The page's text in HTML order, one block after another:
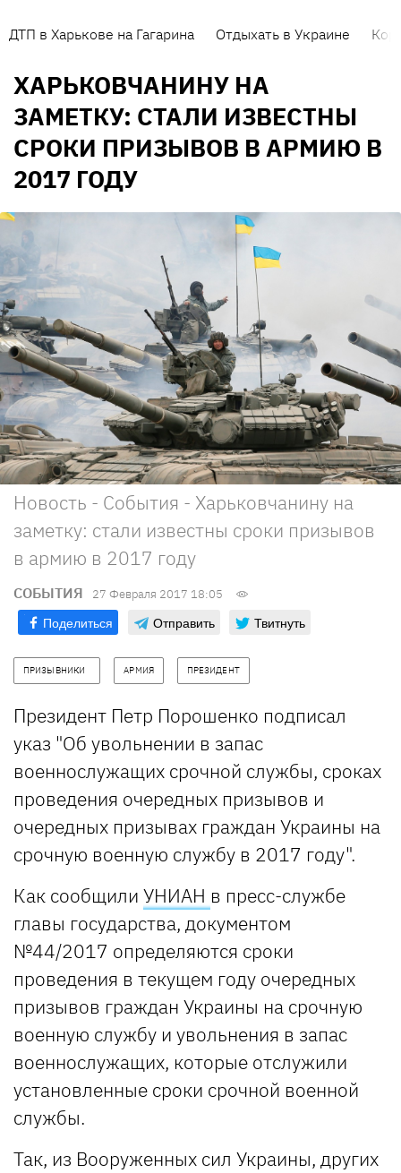
ДТП в Харькове на Гагарина Отдыхать в Украине
ХАРЬКОВЧАНИНУ НА
ЗАМЕТКУ: СТАЛИ ИЗВЕСТНЫ
СРОКИ ПРИЗЫВОВ В АРМИЮ В
2017 ГОДУ
Новость - События - Харьковчанину на
заметку: стали известны сроки призывов
в армию в 2017 году
СОБЫТИЯ 27 Февраля 2017 18:05
Поделиться Отправить Твитнуть
ПРИЗЫВНИКИ АРМИЯ ПРЕЗИДЕНТ
Президент Петр Порошенко подписал
указ "Об увольнении в запас
военнослужащих срочной службы, сроках
проведения очередных призывов и
очередных призывах граждан Украины на
срочную военную службу в 2017 году".
Как сообщили УНИАН в пресс-службе
главы государства, документом
№44/2017 определяются сроки
проведения в текущем году очередных
призывов граждан Украины на срочную
военную службу и увольнения в запас
военнослужащих, которые отслужили
установленные сроки срочной военной
службы.
Так, из Вооруженных сил Украины, других